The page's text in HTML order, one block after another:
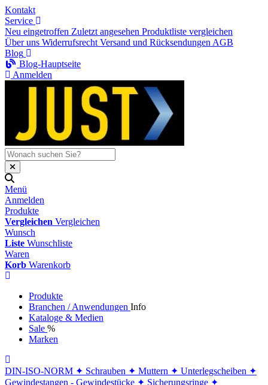
Kontakt
Service
Neu eingetroffen Zuletzt angesehen Produktliste vergleichen
Über uns Widerrufsrecht Versand und Rücksendungen AGB
Blog
Blog-Hauptseite
Anmelden
Menü
Anmelden
Produkte
Vergleichen Vergleichen
Wunsch
Liste Wunschliste
Waren
Korb Warenkorb
Produkte
Branchen / Anwendungen Info
Kataloge & Medien
Sale %
Marken
DIN-ISO-NORM ✦ Schrauben ✦ Muttern ✦ Unterlegscheiben ✦
Gewindestangen - Gewindestücke ✦ Sicherungsringe ✦